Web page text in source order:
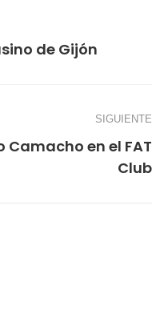
de Gijón
SIGUIENTE
en el FAT
Club